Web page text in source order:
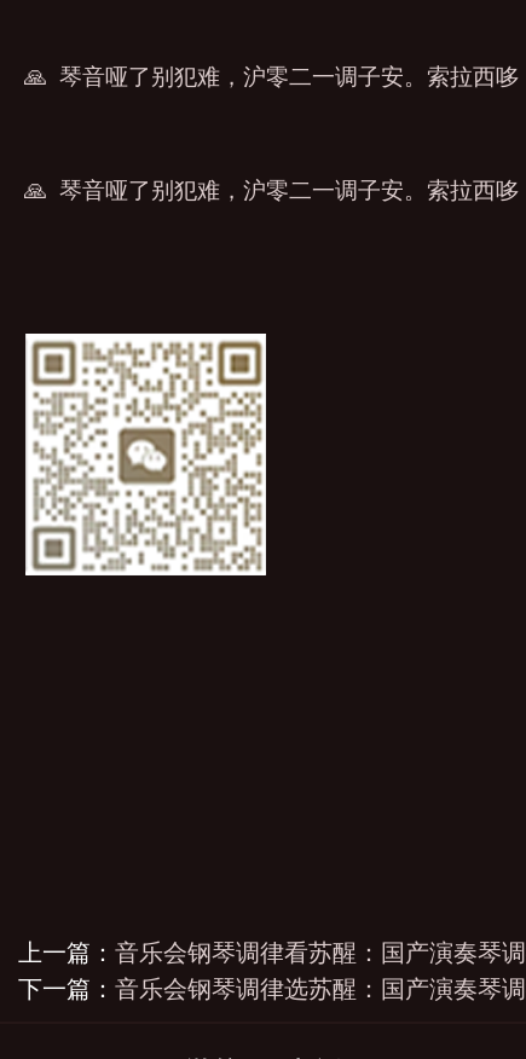
🙏 琴音哑了别犯难，沪零二一调子安。索拉西哆
🙏 琴音哑了别犯难，沪零二一调子安。索拉西哆
上一篇： 音乐会钢琴调律看苏醒：国产演奏琴
下一篇： 音乐会钢琴调律选苏醒：国产演奏琴